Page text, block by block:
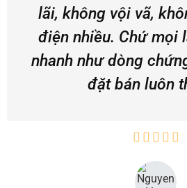
lãi, không vội vã,
điện nhiều. Chứ mọi
nhanh như dòng
đặt bán luôn